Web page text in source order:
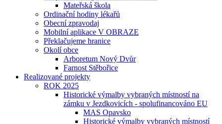
Mateřská škola
Ordinační hodiny lékařů
Obecní zpravodaj
Mobilní aplikace V OBRAZE
Překlačujeme hranice
Okolí obce
Arboretum Nový Dvůr
Farnost Stěbořice
Realizované projekty
ROK 2025
Historické výmalby vybraných místností na
zámku v Jezdkovicích - spolufinancováno EU
MAS Opavsko
Historické výmalby vybraných místností